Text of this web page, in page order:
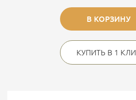
В КОРЗИНУ
КУПИТЬ В 1